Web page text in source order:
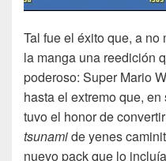
Tal fue el éxito que, a no
la manga una reedición
poderoso: Super Mario
hasta el extremo que,
tuvo el honor de
tsunamide yenes
nuevo pack que lo